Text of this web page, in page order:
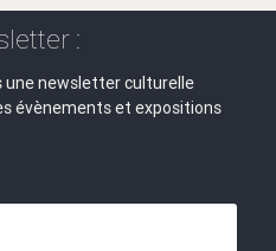
:
une newsletter culturelle
évènements et expositions